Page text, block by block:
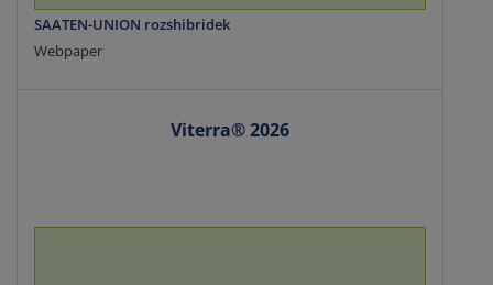
SAATEN-UNION rozshibridek
Webpaper
Viterra® 2026